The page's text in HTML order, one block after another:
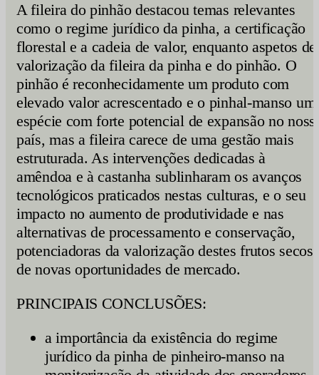
A fileira do pinhão destacou temas relevantes
como o regime jurídico da pinha, a certificação
florestal e a cadeia de valor, enquanto aspetos de
valorização da fileira da pinha e do pinhão. O
pinhão é reconhecidamente um produto com
elevado valor acrescentado e o pinhal-manso
espécie com forte potencial de expansão no
país, mas a fileira carece de uma gestão mais
estruturada. As intervenções dedicadas à
amêndoa e à castanha sublinharam os avanços
tecnológicos praticados nestas culturas, e o seu
impacto no aumento de produtividade e nas
alternativas de processamento e conservação,
potenciadoras da valorização destes frutos secos
de novas oportunidades de mercado.
PRINCIPAIS CONCLUSÕES:
a importância da existência do regime
jurídico da pinha de pinheiro-manso na